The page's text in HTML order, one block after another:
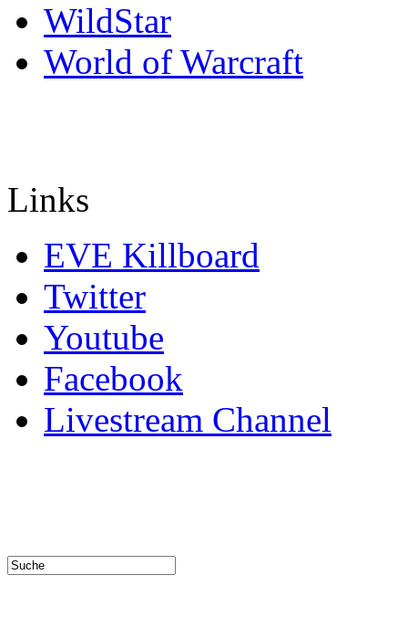
WildStar
World of Warcraft
Links
EVE Killboard
Twitter
Youtube
Facebook
Livestream Channel